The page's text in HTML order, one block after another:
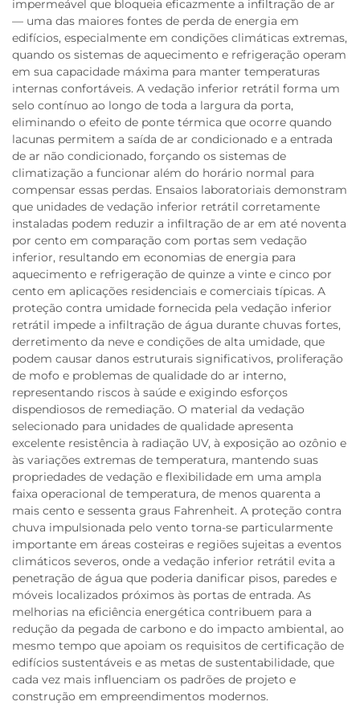
impermeável que bloqueia eficazmente a infiltração de ar
— uma das maiores fontes de perda de energia em
edifícios, especialmente em condições climáticas extremas,
quando os sistemas de aquecimento e refrigeração operam
em sua capacidade máxima para manter temperaturas
internas confortáveis. A vedação inferior retrátil forma um
selo contínuo ao longo de toda a largura da porta,
eliminando o efeito de ponte térmica que ocorre quando
lacunas permitem a saída de ar condicionado e a entrada
de ar não condicionado, forçando os sistemas de
climatização a funcionar além do horário normal para
compensar essas perdas. Ensaios laboratoriais demonstram
que unidades de vedação inferior retrátil corretamente
instaladas podem reduzir a infiltração de ar em até noventa
por cento em comparação com portas sem vedação
inferior, resultando em economias de energia para
aquecimento e refrigeração de quinze a vinte e cinco por
cento em aplicações residenciais e comerciais típicas. A
proteção contra umidade fornecida pela vedação inferior
retrátil impede a infiltração de água durante chuvas fortes,
derretimento da neve e condições de alta umidade, que
podem causar danos estruturais significativos, proliferação
de mofo e problemas de qualidade do ar interno,
representando riscos à saúde e exigindo esforços
dispendiosos de remediação. O material da vedação
selecionado para unidades de qualidade apresenta
excelente resistência à radiação UV, à exposição ao ozônio e
às variações extremas de temperatura, mantendo suas
propriedades de vedação e flexibilidade em uma ampla
faixa operacional de temperatura, de menos quarenta a
mais cento e sessenta graus Fahrenheit. A proteção contra
chuva impulsionada pelo vento torna-se particularmente
importante em áreas costeiras e regiões sujeitas a eventos
climáticos severos, onde a vedação inferior retrátil evita a
penetração de água que poderia danificar pisos, paredes e
móveis localizados próximos às portas de entrada. As
melhorias na eficiência energética contribuem para a
redução da pegada de carbono e do impacto ambiental, ao
mesmo tempo que apoiam os requisitos de certificação de
edifícios sustentáveis e as metas de sustentabilidade, que
cada vez mais influenciam os padrões de projeto e
construção em empreendimentos modernos.